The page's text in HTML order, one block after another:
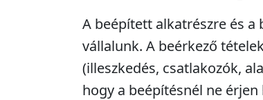
A beépített alkatrészre és a
vállalunk. A beérkező
(illeszkedés, csatlakozók,
hogy a beépítésnél ne